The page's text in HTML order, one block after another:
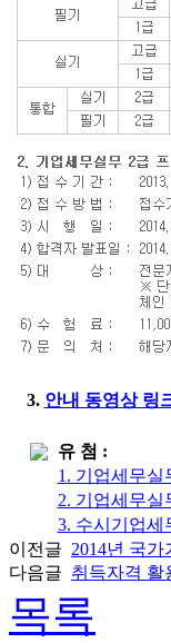
3. 안내 동영상 링
유 첨 :
1. 기업세무실
2. 기업세무실
3. 수시기업세
이전글 2014년 국
다음글 취득자격 활
목록